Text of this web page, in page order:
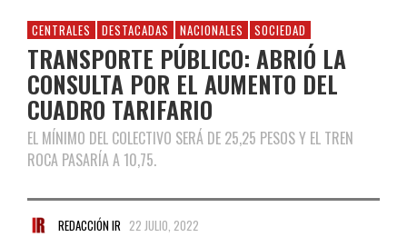
CENTRALES DESTACADAS NACIONALES SOCIEDAD
TRANSPORTE PÚBLICO: ABRIÓ LA
CONSULTA POR EL AUMENTO DEL
CUADRO TARIFARIO
EL MÍNIMO DEL COLECTIVO SERÁ DE 25,25 PESOS Y EL TREN
ROCA PASARÍA A 10,75.
REDACCIÓN IR 22 JULIO, 2022